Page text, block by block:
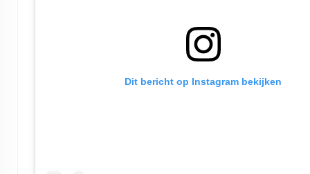
Dit bericht op Instagram bekijken